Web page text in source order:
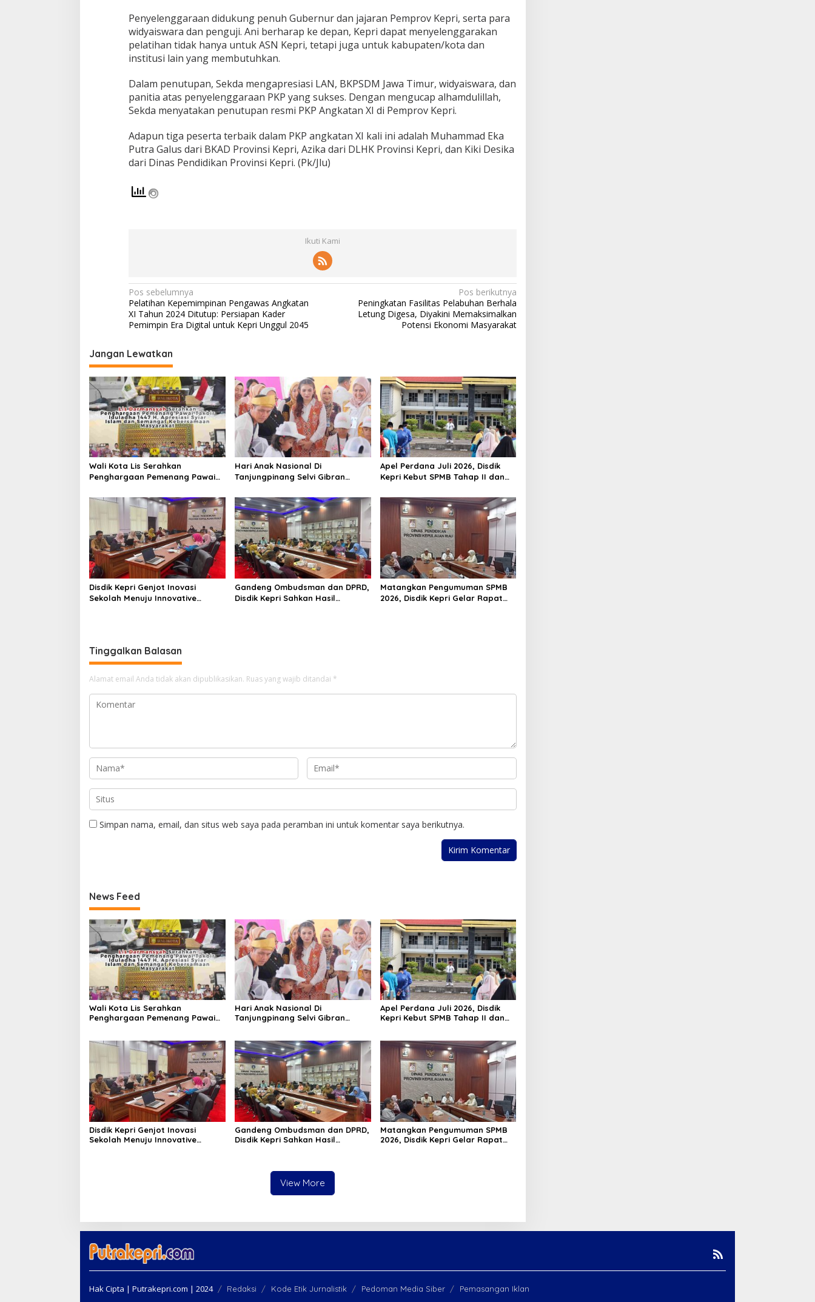
a
l
i
s
a
i
M
a
s
h
B
e
s
Penyelenggaraan didukung penuh Gubernur dan jajaran Pemprov Kepri, serta para
widyaiswara dan penguji. Ani berharap ke depan, Kepri dapat menyelenggarakan
pelatihan tidak hanya untuk ASN Kepri, tetapi juga untuk kabupaten/kota dan
institusi lain yang membutuhkan.
Dalam penutupan, Sekda mengapresiasi LAN, BKPSDM Jawa Timur, widyaiswara, dan
panitia atas penyelenggaraan PKP yang sukses. Dengan mengucap alhamdulillah,
Sekda menyatakan penutupan resmi PKP Angkatan XI di Pemprov Kepri.
Adapun tiga peserta terbaik dalam PKP angkatan XI kali ini adalah Muhammad Eka
Putra Galus dari BKAD Provinsi Kepri, Azika dari DLHK Provinsi Kepri, dan Kiki Desika
dari Dinas Pendidikan Provinsi Kepri. (Pk/Jlu)
Ikuti Kami
N
a
v
i
g
a
s
i
p
o
s
Pos sebelumnya
Pelatihan Kepemimpinan Pengawas Angkatan
XI Tahun 2024 Ditutup: Persiapan Kader
Pemimpin Era Digital untuk Kepri Unggul 2045
Pos berikutnya
Peningkatan Fasilitas Pelabuhan Berhala
Letung Digesa, Diyakini Memaksimalkan
Potensi Ekonomi Masyarakat
Jangan Lewatkan
Wali Kota Lis Serahkan
Penghargaan Pemenang Pawai
Masyarakat Terus Hidupkan
Syiar Islam
Hari Anak Nasional Di
Tanjungpinang Selvi Gibran
RANA
Apel Perdana Juli 2026, Disdik
Kepri Kebut SPMB Tahap II dan
Disdik Kepri Genjot Inovasi
Sekolah Menuju Innovative
Gandeng Ombudsman dan DPRD,
Disdik Kepri Sahkan Hasil
Matangkan Pengumuman SPMB
2026, Disdik Kepri Gelar Rapat
Tinggalkan Balasan
Alamat email Anda tidak akan dipublikasikan. Ruas yang wajib ditandai *
Simpan nama, email, dan situs web saya pada peramban ini untuk komentar saya berikutnya.
News Feed
Wali Kota Lis Serahkan
Penghargaan Pemenang Pawai
Syiar Islam
Hari Anak Nasional Di
Tanjungpinang Selvi Gibran
Apel Perdana Juli 2026, Disdik
Kepri Kebut SPMB Tahap II dan
Disdik Kepri Genjot Inovasi
Sekolah Menuju Innovative
Gandeng Ombudsman dan DPRD,
Disdik Kepri Sahkan Hasil
Matangkan Pengumuman SPMB
2026, Disdik Kepri Gelar Rapat
View More
Hak Cipta | Putrakepri.com | 2024 Redaksi Kode Etik Jurnalistik Pedoman Media Siber Pemasangan Iklan